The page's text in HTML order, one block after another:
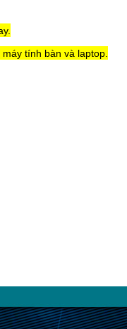
tính bàn và laptop.